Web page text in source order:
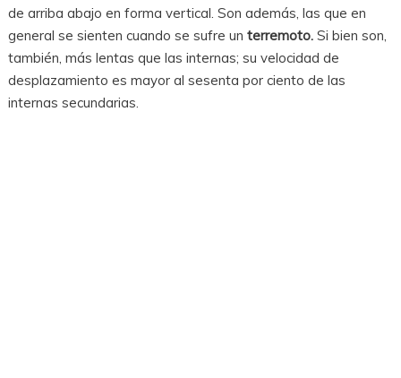
de arriba abajo en forma vertical. Son además, las que en
general se sienten cuando se sufre un terremoto.Si bien son,
también, más lentas que las internas; su velocidad de
desplazamiento es mayor al sesenta por ciento de las
internas secundarias.